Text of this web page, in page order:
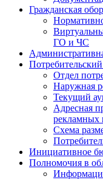
Гражданская
ГО и ЧС
Отдел
Наружная
Текущий
Адресная
рекламных
Схема
Инициативное
Полномочия в